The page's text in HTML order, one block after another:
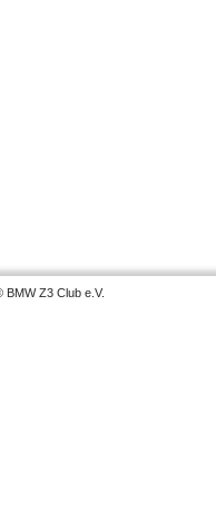
Z3 Club e.V.